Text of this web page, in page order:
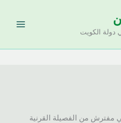
دولة الكويت
مفترش من الفصيلة القرنية